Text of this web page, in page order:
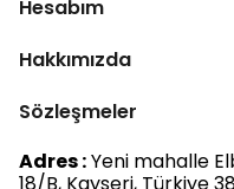
Hesabım
Hakkımızda
Sözleşmeler
Adres :Yeni mahalle